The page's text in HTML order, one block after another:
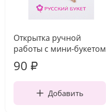
Открытка ручной
работы с мини-букетом
90 ₽
Добавить